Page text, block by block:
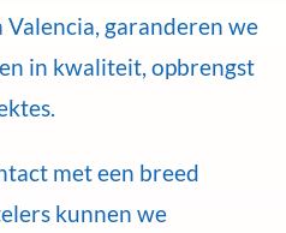
Valencia, garanderen we
in kwaliteit, opbrengst
met een breed
kunnen we